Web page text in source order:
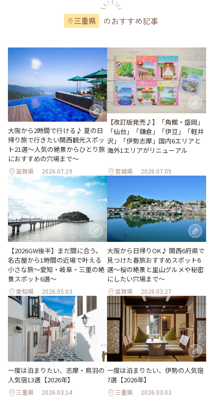
三重県 のおすすめ記事
大阪から2時間で行ける♪ 夏の日
帰り旅で行きたい関西観光スポッ
ト21選～人気の絶景からひとり旅
におすすめの穴場まで～
滋賀県 2026.07.19
【改訂版発売♪】「角館・盛岡」
「仙台」「鎌倉」「伊豆」「軽井
沢」「伊勢志摩」国内6エリアと
海外1エリアがリニューアル
宮城県 2026.07.09
【2026GW後半】まだ間に合う。
名古屋から1時間の近場で叶える
小さな旅～愛知・岐阜・三重の絶
景スポット6選～
愛知県 2026.05.03
大阪から日帰りOK♪ 関西6府県で
見つけた春旅おすすめスポット6
選～桜の絶景と里山グルメや秘密
にしたい穴場まで～
滋賀県 2026.03.27
一度は泊まりたい、志摩・鳥羽の
人気宿13選【2026年】
三重県 2026.03.14
一度は泊まりたい、伊勢の人気宿
7選【2026年】
三重県 2026.03.03